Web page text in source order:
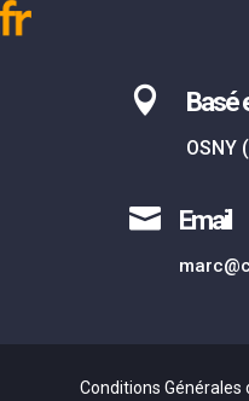
 Basé
OSNY
 Email
Conditions Générales